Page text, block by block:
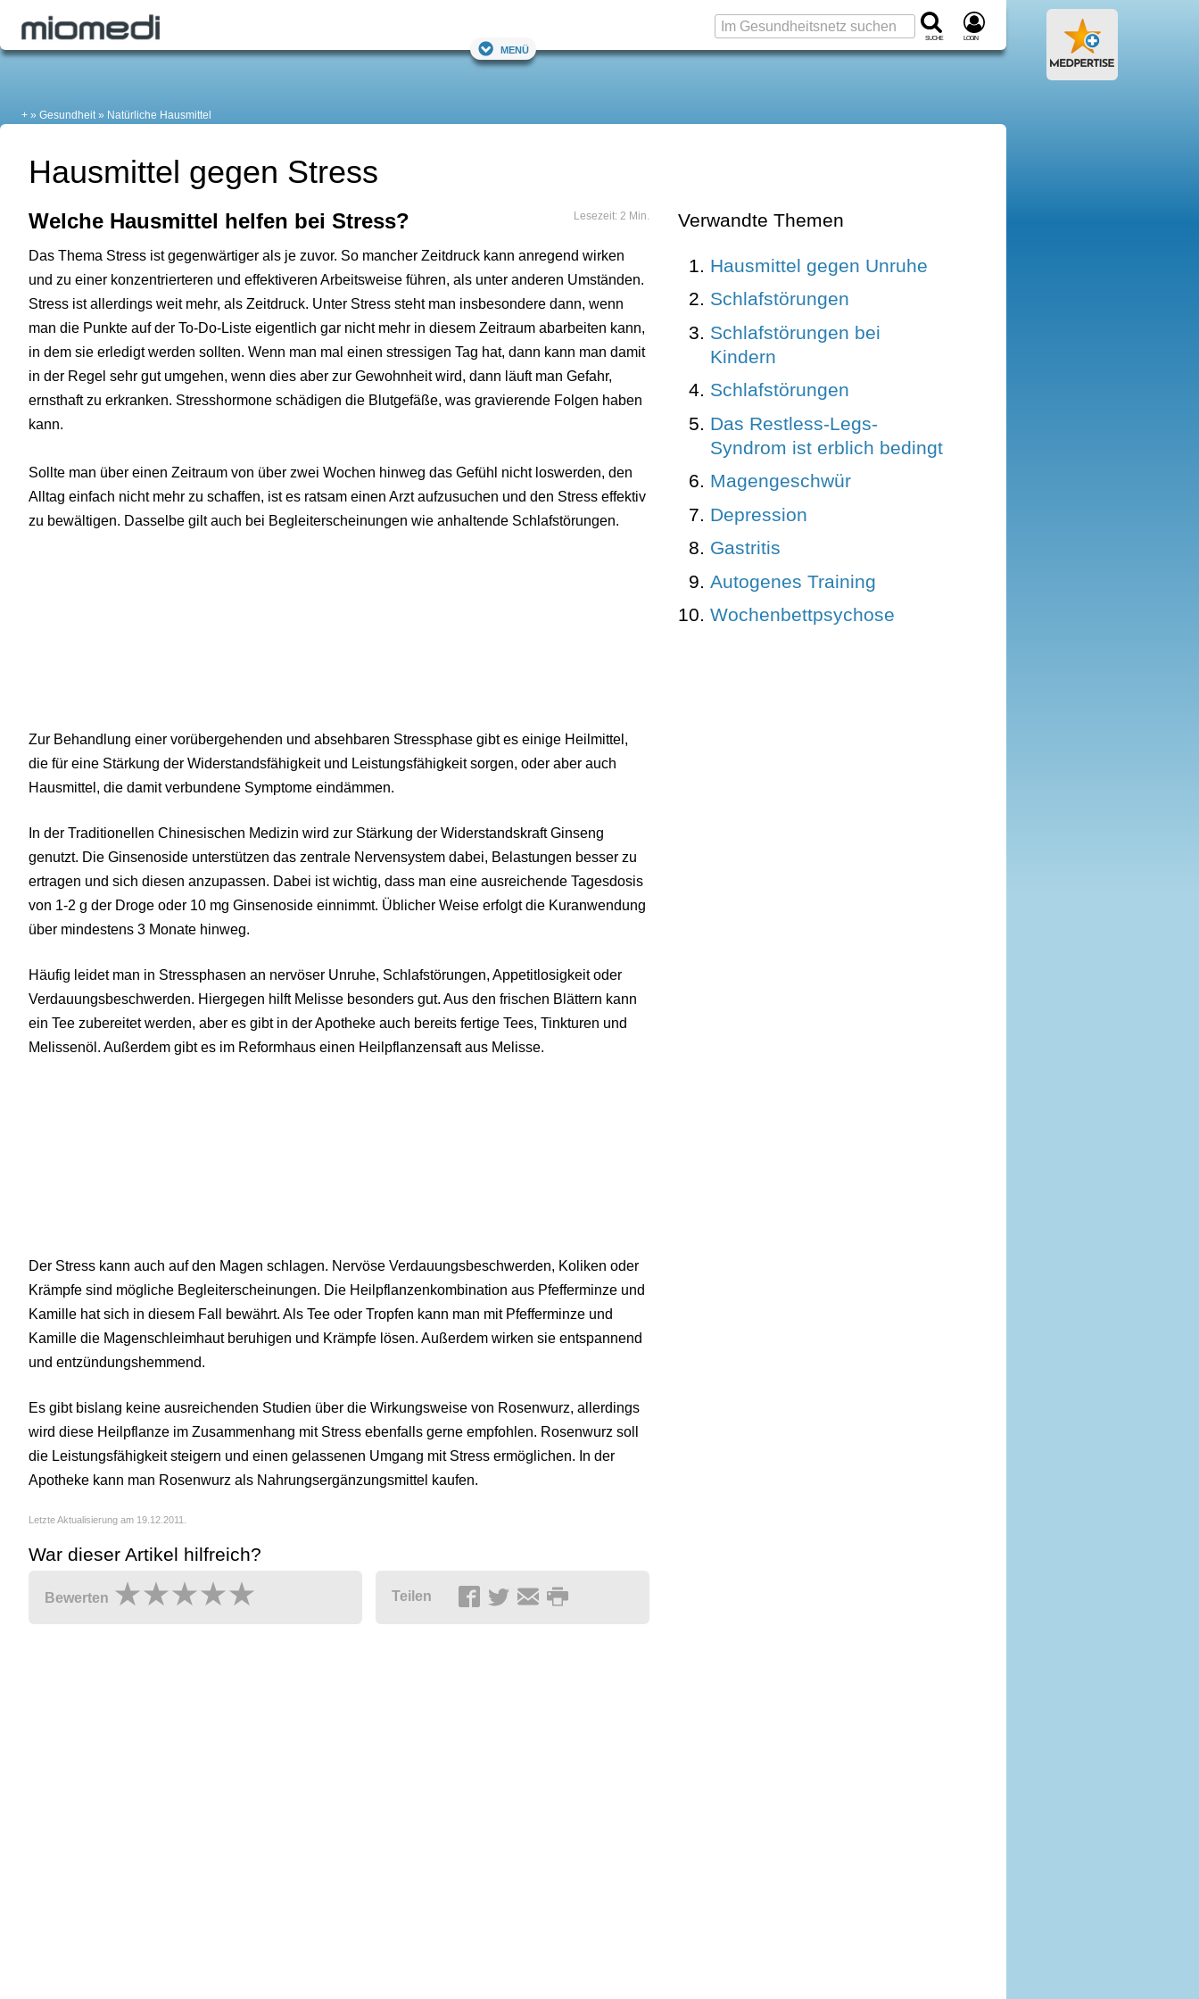
Suche Login
Menü
+ Gesundheit Natürliche Hausmittel
Hausmittel gegen Stress
Lesezeit: 2 Min.
Welche Hausmittel helfen bei Stress?
Das Thema Stress ist gegenwärtiger als je zuvor. So mancher Zeitdruck kann anregend wirken
und zu einer konzentrierteren und effektiveren Arbeitsweise führen, als unter anderen Umständen.
Stress ist allerdings weit mehr, als Zeitdruck. Unter Stress steht man insbesondere dann, wenn
man die Punkte auf der To-Do-Liste eigentlich gar nicht mehr in diesem Zeitraum abarbeiten kann,
in dem sie erledigt werden sollten. Wenn man mal einen stressigen Tag hat, dann kann man damit
in der Regel sehr gut umgehen, wenn dies aber zur Gewohnheit wird, dann läuft man Gefahr,
ernsthaft zu erkranken. Stresshormone schädigen die Blutgefäße, was gravierende Folgen haben
kann.
Sollte man über einen Zeitraum von über zwei Wochen hinweg das Gefühl nicht loswerden, den
Alltag einfach nicht mehr zu schaffen, ist es ratsam einen Arzt aufzusuchen und den Stress effektiv
zu bewältigen. Dasselbe gilt auch bei Begleiterscheinungen wie anhaltende Schlafstörungen.
Zur Behandlung einer vorübergehenden und absehbaren Stressphase gibt es einige Heilmittel,
die für eine Stärkung der Widerstandsfähigkeit und Leistungsfähigkeit sorgen, oder aber auch
Hausmittel, die damit verbundene Symptome eindämmen.
In der Traditionellen Chinesischen Medizin wird zur Stärkung der Widerstandskraft Ginseng
genutzt. Die Ginsenoside unterstützen das zentrale Nervensystem dabei, Belastungen besser zu
ertragen und sich diesen anzupassen. Dabei ist wichtig, dass man eine ausreichende Tagesdosis
von 1-2 g der Droge oder 10 mg Ginsenoside einnimmt. Üblicher Weise erfolgt die Kuranwendung
über mindestens 3 Monate hinweg.
Häufig leidet man in Stressphasen an nervöser Unruhe, Schlafstörungen, Appetitlosigkeit oder
Verdauungsbeschwerden. Hiergegen hilft Melisse besonders gut. Aus den frischen Blättern kann
ein Tee zubereitet werden, aber es gibt in der Apotheke auch bereits fertige Tees, Tinkturen und
Melissenöl. Außerdem gibt es im Reformhaus einen Heilpflanzensaft aus Melisse.
Der Stress kann auch auf den Magen schlagen. Nervöse Verdauungsbeschwerden, Koliken oder
Krämpfe sind mögliche Begleiterscheinungen. Die Heilpflanzenkombination aus Pfefferminze und
Kamille hat sich in diesem Fall bewährt. Als Tee oder Tropfen kann man mit Pfefferminze und
Kamille die Magenschleimhaut beruhigen und Krämpfe lösen. Außerdem wirken sie entspannend
und entzündungshemmend.
Es gibt bislang keine ausreichenden Studien über die Wirkungsweise von Rosenwurz, allerdings
wird diese Heilpflanze im Zusammenhang mit Stress ebenfalls gerne empfohlen. Rosenwurz soll
die Leistungsfähigkeit steigern und einen gelassenen Umgang mit Stress ermöglichen. In der
Apotheke kann man Rosenwurz als Nahrungsergänzungsmittel kaufen.
Letzte Aktualisierung am 19.12.2011.
War dieser Artikel hilfreich?
Bewerten Teilen
Verwandte Themen
Hausmittel gegen Unruhe
Schlafstörungen
Schlafstörungen bei
Kindern
Schlafstörungen
Das Restless-Legs-
Syndrom ist erblich bedingt
Magengeschwür
Depression
Gastritis
Autogenes Training
Wochenbettpsychose